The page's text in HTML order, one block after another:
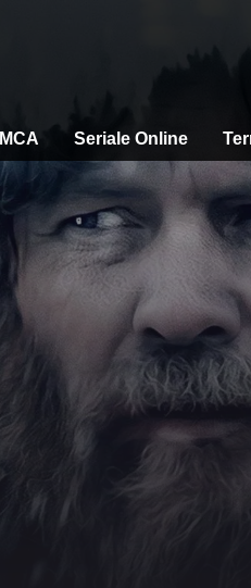
Seriale Online